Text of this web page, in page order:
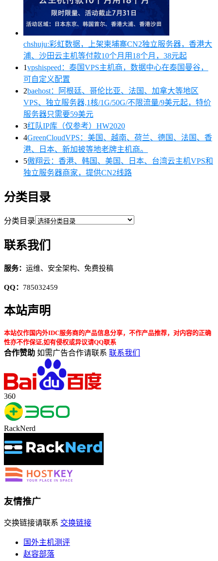
chshuju:彩虹数据，上架柬埔寨CN2独立服务器，香港大
浦、沙田云主机等付款10个月用18个月，38元起
1vpshispeed：泰国VPS主机商，数据中心在泰国曼谷，
可自定义配置
2baehost：阿根廷、哥伦比亚、法国、加拿大等地区
VPS、独立服务器,1核/1G/50G/不限流量/9美元起，特价
服务器只需要59美元
3红队IP库（仅参考）HW2020
4GreenCloudVPS：美国、越南、荷兰、德国、法国、香
港、日本、新加披等地老牌主机商。
5傲翔云：香港、韩国、美国、日本、台湾云主机VPS和
独立服务器商家，提供CN2线路
分类目录
分类目录
联系我们
服务： 运维、安全架构、免费投稿
QQ： 785032459
本站声明
本站仅作国内外IDC服务商的产品信息分享，不作产品推荐，对内容的正确
性亦不作保证,如有侵权或异议请QQ联系
合作赞助 如需广告合作请联系 联系我们
360
RackNerd
友情推广
交换链接请联系 交换链接
国外主机测评
赵容部落